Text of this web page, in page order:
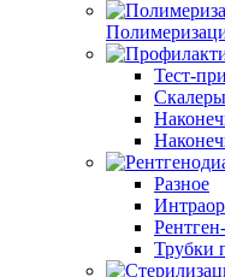
Тест-
Разное
Трубки